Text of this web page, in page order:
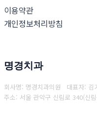
이용약관
개인정보처리방침
명경치과
회사명: 명경치과의원 대표자: 김
주소: 서울 관악구 신림로 340(신